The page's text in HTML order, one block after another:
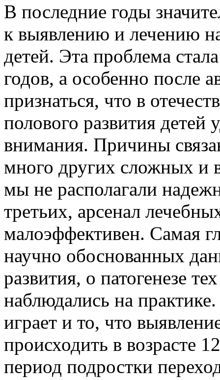
В последние годы
к выявлению и лечению
детей. Эта проблема
годов, а особенно после
признаться, что в
полового развития детей
внимания. Причины
много других сложных и
мы не располагали
третьих, арсенал
малоэффективен. Самая
научно обоснованных
развития, о патогенезе
наблюдались на
играет и то, что
происходить в возрасте
период подростки